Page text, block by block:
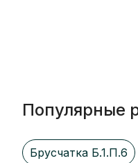
Популярные
Брусчатка Б.1.П.6